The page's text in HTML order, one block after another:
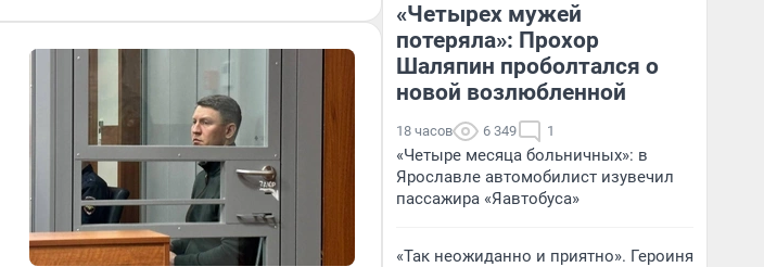
«Четырех мужей
потеряла»: Прохор
Шаляпин проболтался о
новой возлюбленной
18 часов 6 349 1
«Четыре месяца больничных»: в
Ярославле автомобилист изувечил
пассажира «Яавтобуса»
«Так неожиданно и приятно». Героиня